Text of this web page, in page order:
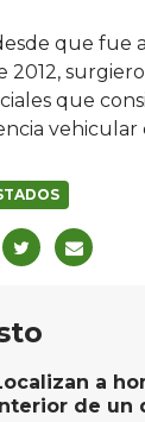
que fue
2012,
que
vehicular
a
de un